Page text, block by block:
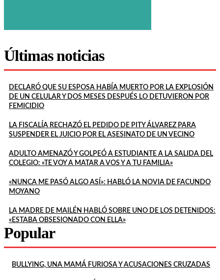
Últimas noticias
DECLARÓ QUE SU ESPOSA HABÍA MUERTO POR LA EXPLOSIÓN
DE UN CELULAR Y DOS MESES DESPUÉS LO DETUVIERON POR
FEMICIDIO
LA FISCALÍA RECHAZÓ EL PEDIDO DE PITY ÁLVAREZ PARA
SUSPENDER EL JUICIO POR EL ASESINATO DE UN VECINO
ADULTO AMENAZÓ Y GOLPEÓ A ESTUDIANTE A LA SALIDA DEL
COLEGIO: «TE VOY A MATAR A VOS Y A TU FAMILIA»
«NUNCA ME PASÓ ALGO ASÍ»: HABLÓ LA NOVIA DE FACUNDO
MOYANO
LA MADRE DE MAILÉN HABLÓ SOBRE UNO DE LOS DETENIDOS:
«ESTABA OBSESIONADO CON ELLA»
Popular
BULLYING, UNA MAMÁ FURIOSA Y ACUSACIONES CRUZADAS